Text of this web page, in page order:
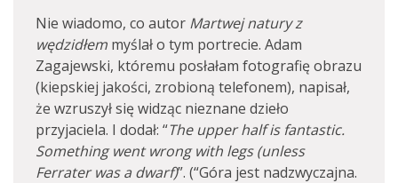
Nie wiadomo, co autor Martwej natury z
wędzidłem myślał o tym portrecie. Adam
Zagajewski, któremu posłałam fotografię obrazu
(kiepskiej jakości, zrobioną telefonem), napisał,
że wzruszył się widząc nieznane dzieło
przyjaciela. I dodał: “The upper half is fantastic.
Something went wrong with legs (unless
Ferrater was a dwarf)”. (“Góra jest nadzwyczajna.